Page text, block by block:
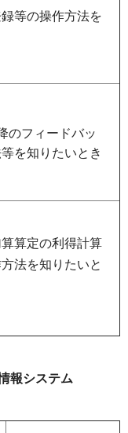
等の操作方法を
のフィードバッ
を知りたいとき
算定の利得計算
法を知りたいと
報システム